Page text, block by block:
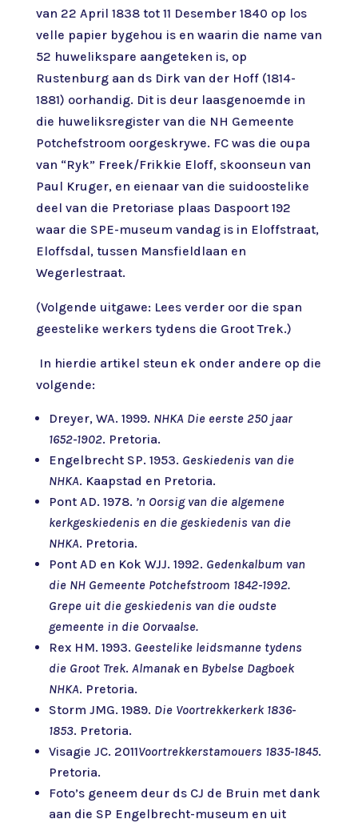
van 22 April 1838 tot 11 Desember 1840 op los
velle papier bygehou is en waarin die name van
52 huwelikspare aangeteken is, op
Rustenburg aan ds Dirk van der Hoff (1814-
1881) oorhandig. Dit is deur laasgenoemde in
die huweliksregister van die NH Gemeente
Potchefstroom oorgeskrywe. FC was die oupa
van “Ryk” Freek/Frikkie Eloff, skoonseun van
Paul Kruger, en eienaar van die suidoostelike
deel van die Pretoriase plaas Daspoort 192
waar die SPE-museum vandag is in Eloffstraat,
Eloffsdal, tussen Mansfieldlaan en
Wegerlestraat.
(Volgende uitgawe: Lees verder oor die span
geestelike werkers tydens die Groot Trek.)
In hierdie artikel steun ek onder andere op die
volgende:
Dreyer, WA. 1999. NHKA Die eerste 250 jaar
1652-1902. Pretoria.
Engelbrecht SP. 1953. Geskiedenis van die
NHKA. Kaapstad en Pretoria.
Pont AD. 1978. ’n Oorsig van die algemene
kerkgeskiedenis en die geskiedenis van die
NHKA. Pretoria.
Pont AD en Kok WJJ. 1992. Gedenkalbum van
die NH Gemeente Potchefstroom 1842-1992.
Grepe uit die geskiedenis van die oudste
gemeente in die Oorvaalse.
Rex HM. 1993. Geestelike leidsmanne tydens
die Groot Trek. Almanaken Bybelse Dagboek
NHKA. Pretoria.
Storm JMG. 1989. Die Voortrekkerkerk 1836-
1853. Pretoria.
Visagie JC. 2011Voortrekkerstamouers 1835-1845.
Pretoria.
Foto’s geneem deur ds CJ de Bruin met dank
aan die SP Engelbrecht-museum en uit